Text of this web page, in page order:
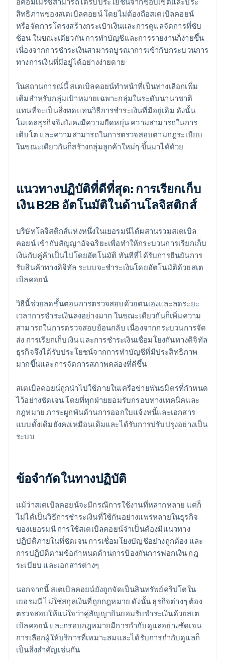
สิทธิภาพของสเตเบิลคอยน์ โดยไม่ต้องถือสเตเบิลคอยน์
หรือจัดการโครงสร้างกระเป๋าเงินและการดูแลจัดการที่ซับ
ซ้อน ในขณะเดียวกัน การทำบัญชีและการรายงานก็ง่ายขึ้น
เนื่องจากการชำระเงินสามารถบูรณาการเข้ากับกระบวนการ
ทางการเงินที่มีอยู่ได้อย่างง่ายดาย
ในสถานการณ์นี้ สเตเบิลคอยน์ทำหน้าที่เป็นทางเลือกเพิ่ม
เติมสำหรับกลุ่มเป้าหมายเฉพาะกลุ่มในระดับนานาชาติ
แทนที่จะเป็นสิ่งทดแทนวิธีการชำระเงินที่มีอยู่เดิม ดังนั้น
โมเดลธุรกิจจึงยังคงมีความยืดหยุ่น ความสามารถในการ
เติบโต และความสามารถในการตรวจสอบตามกฎระเบียบ
ในขณะเดียวกันก็สร้างกลุ่มลูกค้าใหม่ๆ ขึ้นมาได้ด้วย
แนวทางปฏิบัติที่ดีที่สุด: การเรียกเก็บ
เงิน B2B อัตโนมัติในด้านโลจิสติกส์
บริษัทโลจิสติกส์แห่งหนึ่งในเยอรมนีได้ผสานรวมสเตเบิล
คอยน์ เข้ากับสัญญาอัจฉริยะเพื่อทำให้กระบวนการเรียกเก็บ
เงินกับคู่ค้าเป็นไปโดยอัตโนมัติ ทันทีที่ได้รับการยืนยันการ
รับสินค้าทางดิจิทัล ระบบจะชำระเงินโดยอัตโนมัติด้วยสเต
เบิลคอยน์
วิธีนี้ช่วยลดขั้นตอนการตรวจสอบด้วยตนเองและลดระยะ
เวลาการชำระเงินลงอย่างมาก ในขณะเดียวกันก็เพิ่มความ
สามารถในการตรวจสอบย้อนกลับ เนื่องจากกระบวนการจัด
ส่ง การเรียกเก็บเงิน และการชำระเงินเชื่อมโยงกันทางดิจิทัล
ธุรกิจจึงได้รับประโยชน์จากการทำบัญชีที่มีประสิทธิภาพ
มากขึ้นและการจัดการสภาพคล่องที่ดีขึ้น
สเตเบิลคอยน์ถูกนำไปใช้ภายในเครือข่ายพันธมิตรที่กำหนด
ไว้อย่างชัดเจน โดยที่ทุกฝ่ายยอมรับกรอบทางเทคนิคและ
กฎหมาย ภาระผูกพันด้านการออกใบแจ้งหนี้และเอกสาร
แบบดั้งเดิมยังคงเหมือนเดิมและได้รับการปรับปรุงอย่างเป็น
ระบบ
ข้อจำกัดในทางปฏิบัติ
แม้ว่าสเตเบิลคอยน์จะมีกรณีการใช้งานที่หลากหลาย แต่ก็
ไม่ได้เป็นวิธีการชำระเงินที่ใช้กันอย่างแพร่หลายในธุรกิจ
ของเยอรมนี การใช้สเตเบิลคอยน์จำเป็นต้องมีแนวทาง
ปฏิบัติภายในที่ชัดเจน การเชื่อมโยงบัญชีอย่างถูกต้อง และ
การปฏิบัติตามข้อกำหนดด้านการป้องกันการฟอกเงิน กฎ
ระเบียบ และเอกสารต่างๆ
นอกจากนี้ สเตเบิลคอยน์ยังถูกจัดเป็นสินทรัพย์คริปโตใน
เยอรมนี ไม่ใช่สกุลเงินที่ถูกกฎหมาย ดังนั้น ธุรกิจต่างๆ ต้อง
ตรวจสอบให้แน่ใจว่าคู่สัญญายินยอมรับชำระเงินด้วยสเต
เบิลคอยน์ และกรอบกฎหมายมีการกำกับดูแลอย่างชัดเจน
การเลือกผู้ให้บริการที่เหมาะสมและได้รับการกำกับดูแลก็
เป็นสิ่งสำคัญเช่นกัน